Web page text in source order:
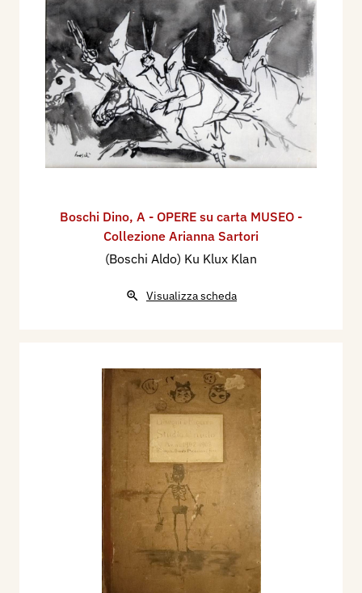
Boschi Dino, A - OPERE su carta MUSEO -
Collezione Arianna Sartori
(Boschi Aldo) Ku Klux Klan
Visualizza scheda